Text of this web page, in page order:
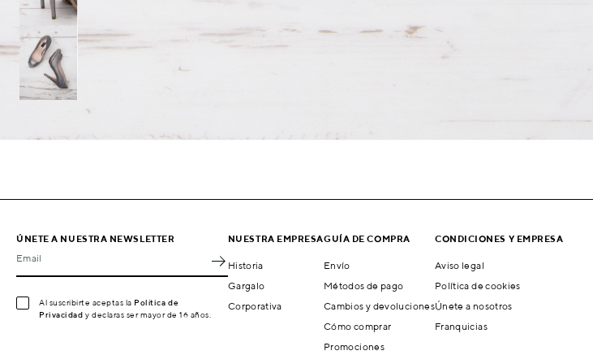
ÚNETE A NUESTRA NEWSLETTER
Email
Al suscribirte aceptas la Política de
Privacidad y declaras ser mayor de 16 años.
NUESTRA EMPRESA
Historia
Gargalo
Corporativa
GUÍA DE COMPRA
Envío
Métodos de pago
Cambios y devoluciones
Cómo comprar
Promociones
CONDICIONES Y EMPRESA
Aviso legal
Política de cookies
Únete a nosotros
Franquicias